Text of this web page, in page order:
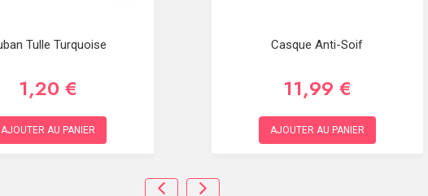
Tulle Turquoise
1,20 €
AJOUTER AU PANIER
Casque Anti-Soif
11,99 €
AJOUTER AU PANIER